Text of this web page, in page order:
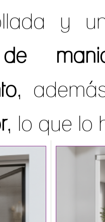
y
de
,
, lo que lo